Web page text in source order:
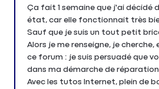
Ça fait 1 semaine que j'ai décidé
état, car elle fonctionnait très
Sauf que je suis un tout petit
Alors je me renseigne, je
ce forum : je suis persuadé que
dans ma démarche de
Avec les tutos Internet, plein de